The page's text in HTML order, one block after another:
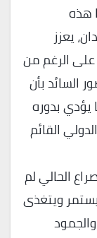
هذه
يعزز
على الرغم من
السائد بأن
يؤدي بدوره
القائم
الحالي لم
ويتغذى